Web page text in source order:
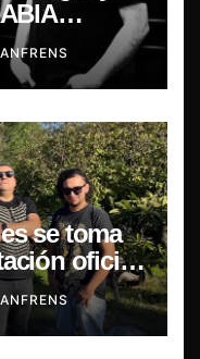
se toma
oficial
single